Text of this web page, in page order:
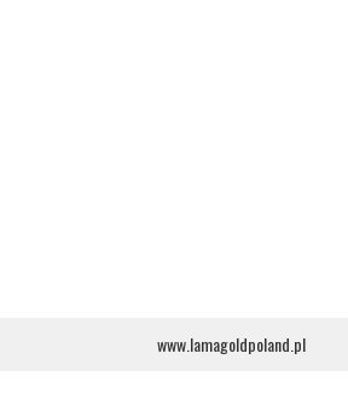
www.lamagoldpoland.pl